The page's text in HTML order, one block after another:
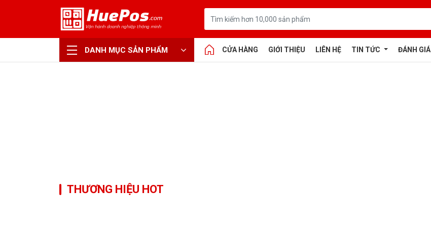
DANH MỤC SẢN PHẨM CỬA HÀNG GIỚI THIỆU LIÊN HỆ TIN TỨC ĐÁNH GIÁ
THƯƠNG HIỆU HOT